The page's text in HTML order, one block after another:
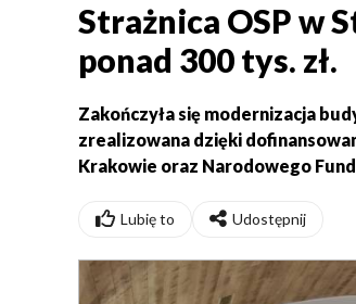
Strażnica OSP w
ponad 300 tys. zł.
Zakończyła się modernizacja
zrealizowana dzięki
Krakowie oraz Narodowego
Lubię to Udostępnij